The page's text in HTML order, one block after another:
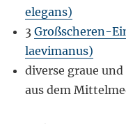
elegans)
3Großscheren-
laevimanus)
diverse graue
aus dem